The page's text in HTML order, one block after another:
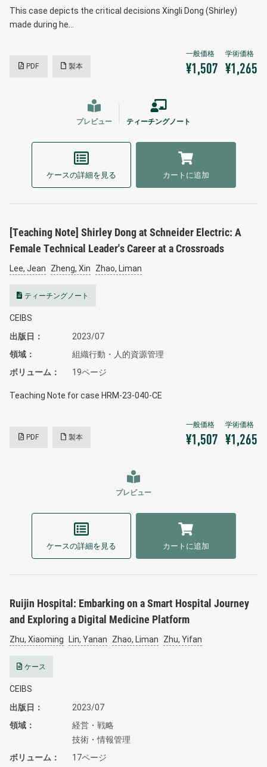
This case depicts the critical decisions Xingli Dong (Shirley)
made during he…
PDF 製本 ¥1,507 ¥1,265
プレビュー ティーチングノート
ケースの詳細を見る カートに追加
[Teaching Note] Shirley Dong at Schneider Electric: A
Female Technical Leader's Career at a Crossroads
Lee, Jean Zheng, Xin Zhao, Liman
ティーチングノート
CEIBS
出版日
2023/07
領域
組織行動・人的資源管理
ボリューム
19ページ
Teaching Note for case HRM-23-040-CE
PDF 製本 ¥1,507 ¥1,265
プレビュー
ケースの詳細を見る カートに追加
Ruijin Hospital: Embarking on a Smart Hospital Journey
and Exploring a Digital Medicine Platform
Zhu, Xiaoming Lin, Yanan Zhao, Liman Zhu, Yifan
ケース
CEIBS
出版日
2023/07
領域
経営・戦略
技術・情報管理
ボリューム
17ページ